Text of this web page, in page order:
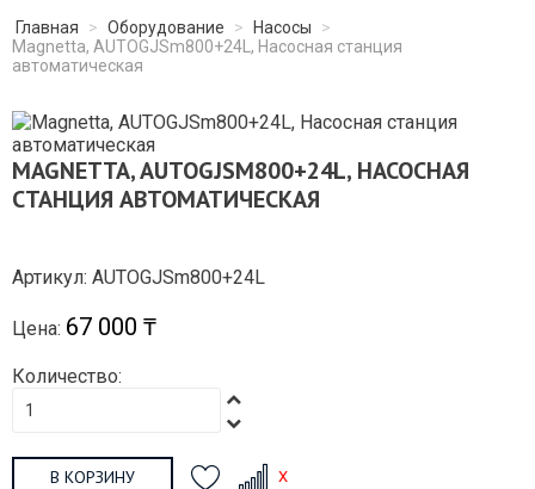
Главная > Оборудование > Насосы
>
Magnetta, AUTOGJSm800+24L, Насосная станция
автоматическая
MAGNETTA, AUTOGJSM800+24L, НАСОСНАЯ
СТАНЦИЯ АВТОМАТИЧЕСКАЯ
Артикул: AUTOGJSm800+24L
Цена: 67 000 ₸
Количество:
В КОРЗИНУ